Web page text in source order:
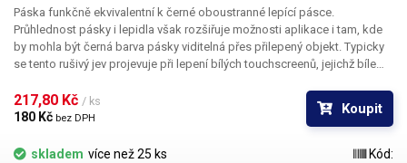
Páska funkčně ekvivalentní k černé oboustranné lepící pásce.
Průhlednost pásky i lepidla však rozšiřuje možnosti aplikace i tam, kde
by mohla být černá barva pásky viditelná přes přilepený objekt. Typicky
se tento rušivý jev projevuje při lepení bílých touchscreenů, jejichž bíle
pásky působí rušivě. Délka pásky je 50m.
217,80 Kč / ks
180 Kč bez DPH
Koupit
skladem více než 25 ks
Kód: